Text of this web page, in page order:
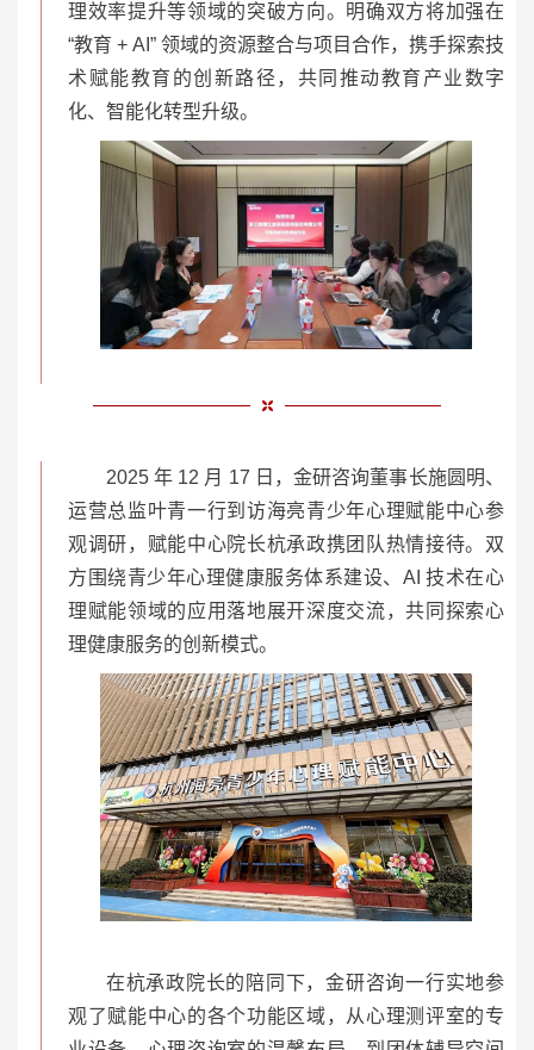
理效率提升等领域的突破方向。明确双方将加强在
“教育 + AI” 领域的资源整合与项目合作，携手探索技
术赋能教育的创新路径，共同推动教育产业数字
化、智能化转型升级。
2025 年 12 月 17 日，金研咨询董事长施圆明、
运营总监叶青一行到访海亮青少年心理赋能中心参
观调研，赋能中心院长杭承政携团队热情接待。双
方围绕青少年心理健康服务体系建设、AI 技术在心
理赋能领域的应用落地展开深度交流，共同探索心
理健康服务的创新模式。
在杭承政院长的陪同下，金研咨询一行实地参
观了赋能中心的各个功能区域，从心理测评室的专